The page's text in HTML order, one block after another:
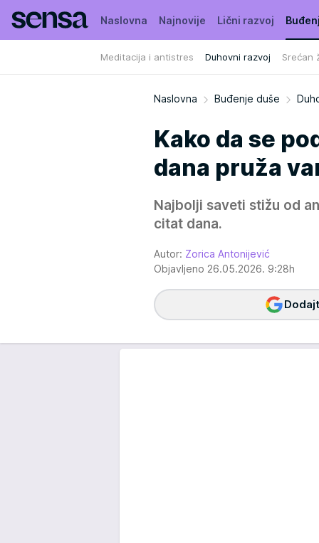
Naslovna Najnovije Lični razvoj
Meditacija i antistres Duhovni razvoj Srećan
Naslovna Buđenje duše
Kako da se
dana pruža
Najbolji saveti stižu od
citat dana.
Autor: Zorica Antonijević
Objavljeno 26.05.2026. 9:28h